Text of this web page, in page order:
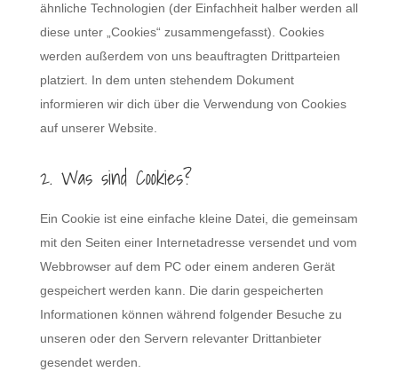
ähnliche Technologien (der Einfachheit halber werden all
diese unter „Cookies“ zusammengefasst). Cookies
werden außerdem von uns beauftragten Drittparteien
platziert. In dem unten stehendem Dokument
informieren wir dich über die Verwendung von Cookies
auf unserer Website.
2. Was sind Cookies?
Ein Cookie ist eine einfache kleine Datei, die gemeinsam
mit den Seiten einer Internetadresse versendet und vom
Webbrowser auf dem PC oder einem anderen Gerät
gespeichert werden kann. Die darin gespeicherten
Informationen können während folgender Besuche zu
unseren oder den Servern relevanter Drittanbieter
gesendet werden.